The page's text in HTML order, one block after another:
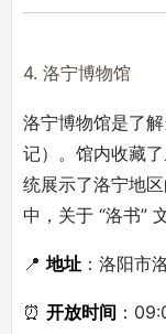
4. 洛宁博物馆
洛宁博物馆是了
记）。馆内收藏
统展示了洛宁地
中，关于 “洛书”
📍 地址 ：洛阳市
⏰ 开放时间 ：